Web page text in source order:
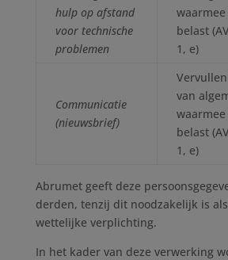
hulp op afstand
voor technische
problemen
belast
1, e)
Communicatie
(nieuwsbrief)
van
belast
1, e)
Abrumet geeft deze
derden, tenzij dit noodzakelijk is
wettelijke verplichting.
In het kader van deze verwerking